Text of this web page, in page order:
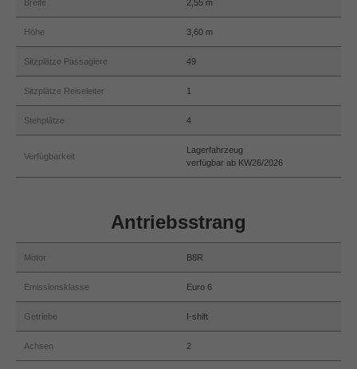
Breite 2,55 m
Höhe 3,60 m
Sitzplätze Passagiere 49
Sitzplätze Reiseleiter 1
Stehplätze 4
Verfügbarkeit
Lagerfahrzeug
verfügbar ab KW26/2026
Antriebsstrang
Motor B8R
Emissionsklasse Euro 6
Getriebe I-shift
Achsen 2